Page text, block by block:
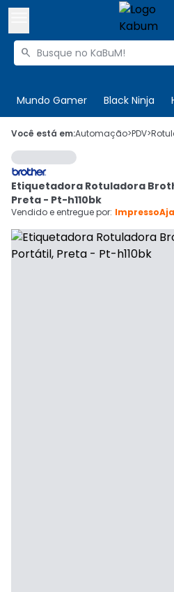
Buscar produtos

Mundo Gamer Black Ninja
 Olá. Acesse sua conta
 Departamentos
Cupons
Ativar tradutor em libras
Você está em:Automação>PDV>
Etiquetadora Rotuladora
Preta - Pt-h110bk
Vendido e entregue por: